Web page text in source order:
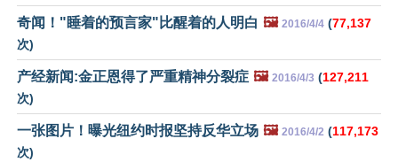
奇闻！"睡着的预言家"比醒着的人明白 🖼️ 2016/4/4 (77,137
次)
产经新闻:金正恩得了严重精神分裂症 🖼️ 2016/4/3 (127,211
次)
一张图片！曝光纽约时报坚持反华立场 🖼️ 2016/4/2 (117,173
次)